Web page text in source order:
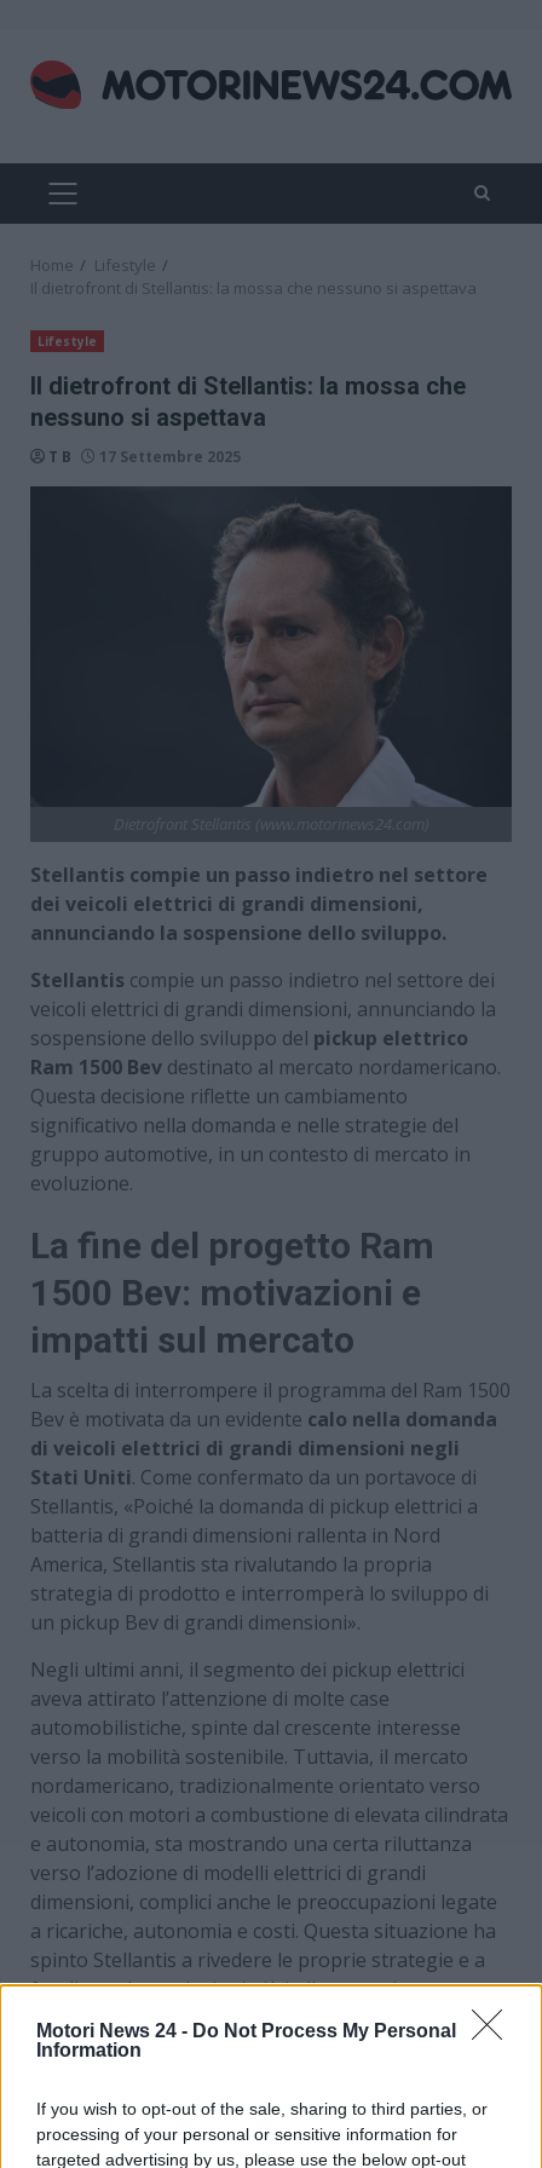
Motori News 24 - Do Not Process My Personal
Information
If you wish to opt-out of the sale, sharing to third parties, or
processing of your personal or sensitive information for
targeted advertising by us, please use the below opt-out
content
PRIMARY
MENU
Home
Lifestyle
Il dietrofront di Stellantis: la mossa che nessuno si aspettava
Lifestyle
Il dietrofront di Stellantis: la mossa che
nessuno si aspettava
T B 17 Settembre 2025
Stellantis compie un passo indietro nel settore
dei veicoli elettrici di grandi dimensioni,
annunciando la sospensione dello sviluppo.
Stellantis compie un passo indietro nel settore dei
veicoli elettrici di grandi dimensioni, annunciando la
sospensione dello sviluppo del pickup elettrico
Ram 1500 Bev destinato al mercato nordamericano.
Questa decisione riflette un cambiamento
significativo nella domanda e nelle strategie del
gruppo automotive, in un contesto di mercato in
evoluzione.
La fine del progetto Ram
1500 Bev: motivazioni e
impatti sul mercato
La scelta di interrompere il programma del Ram 1500
Bev è motivata da un evidente calo nella domanda
di veicoli elettrici di grandi dimensioni negli
Stati Uniti. Come confermato da un portavoce di
Stellantis, «Poiché la domanda di pickup elettrici a
batteria di grandi dimensioni rallenta in Nord
America, Stellantis sta rivalutando la propria
strategia di prodotto e interromperà lo sviluppo di
un pickup Bev di grandi dimensioni».
Negli ultimi anni, il segmento dei pickup elettrici
aveva attirato l’attenzione di molte case
automobilistiche, spinte dal crescente interesse
verso la mobilità sostenibile. Tuttavia, il mercato
nordamericano, tradizionalmente orientato verso
veicoli con motori a combustione di elevata cilindrata
e autonomia, sta mostrando una certa riluttanza
verso l’adozione di modelli elettrici di grandi
dimensioni, complici anche le preoccupazioni legate
a ricariche, autonomia e costi. Questa situazione ha
spinto Stellantis a rivedere le proprie strategie e a
focalizzarsi su soluzioni più in linea con le
aspettative e le esigenze dei consumatori locali.